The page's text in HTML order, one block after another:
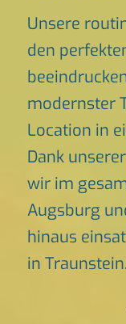
Unsere
den
modernster
Location in
Dank
wir im
Augsburg
hinaus
in Traunstein.